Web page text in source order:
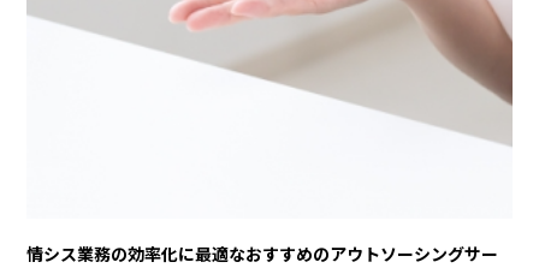
情シス業務の効率化に最適なおすすめのアウトソーシングサー